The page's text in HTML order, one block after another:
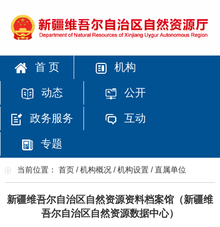
首 页 机构
动态 公开
政务服务 互动
专题
当前位置： 首页 /机构概况 /机构设置 /直属单位
新疆维吾尔自治区自然资源资料档案馆（新疆维
吾尔自治区自然资源数据中心）